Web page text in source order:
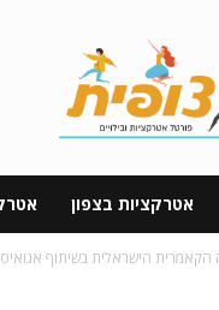
אטרקציות בצפון
הישראלית בשיתוף